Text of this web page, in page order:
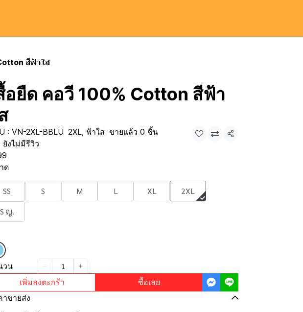
สีฟ้าใส
อยืด คอวี 100% Cotton สีฟ้า
: VN-2XL-BBLU 2XL, ฟ้าใส ขายแล้ว 0 ชิ้น
ยังไม่มีรีวิว
แชร์
ด
SS S M L XL
2XL
S ญ.
วน
เพิ่มลงตะกร้า ซื้อเลย
าขายส่ง